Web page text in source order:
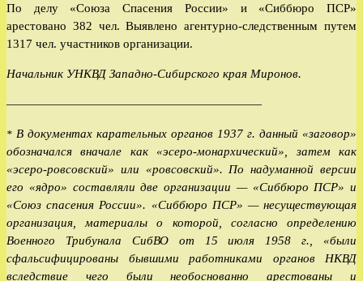
По делу «Союза Спасения России» и «Сиббюро ПСР»
арестовано 382 чел. Выявлено агентурно-следственным путем
1317 чел. участников организации.
Начальник УНКВД Западно-Сибирского края Миронов.
—————————————————————
* В документах карательных органов 1937 г. данный «заговор»
обозначался вначале как «эсеро-монархический», затем как
«эсеро-ровсовский» или «ровсовский». По надуманной версии
его «ядро» составляли две организации — «Сиббюро ПСР» и
«Союз спасения России». «Сиббюро ПСР» — несуществующая
организация, материалы о которой, согласно определению
Военного Трибунала СибВО от 15 июля 1958 г., «были
сфальсифицированы бывшими работниками органов НКВД
вследствие чего были необоснованно арестованы и